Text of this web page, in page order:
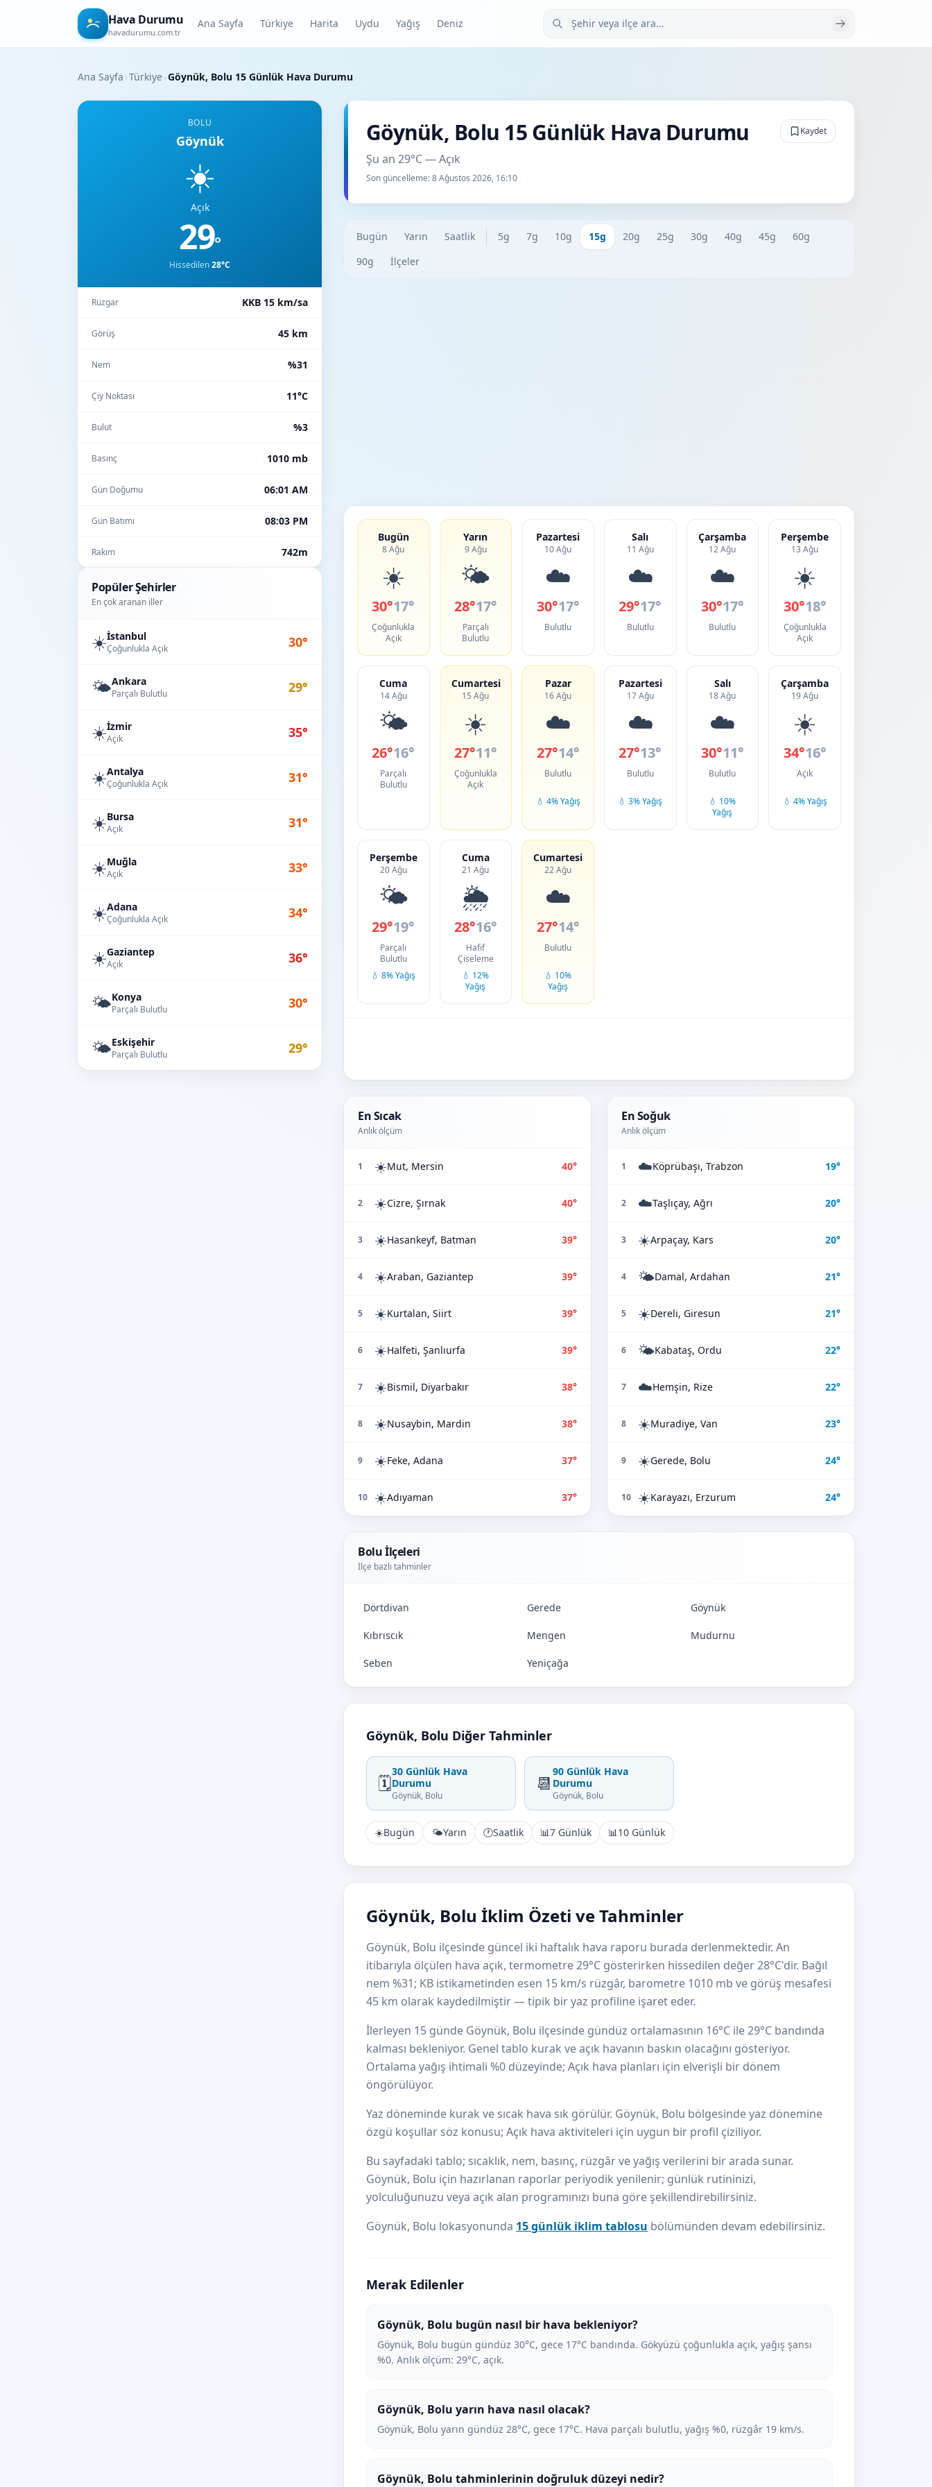
Hava Durumu
havadurumu.com.tr
Ana Sayfa Türkiye Harita Uydu Yağış Deniz Şehir veya ilçe ara
Ana Sayfa ›Türkiye›Göynük, Bolu 15 Günlük Hava Durumu
BOLU
Göynük
☀️
Açık
29°
Hissedilen28°C
Rüzgar KKB 15 km/sa
Görüş 45 km
Nem %31
Çiy Noktası 11°C
Bulut %3
Basınç 1010 mb
Gün Doğumu 06:01 AM
Gün Batımı 08:03 PM
Rakım 742m
Popüler Şehirler
En çok aranan iller
☀️İstanbul
Çoğunlukla Açık 30°
🌤️Ankara
Parçalı Bulutlu 29°
☀️İzmir
Açık 35°
☀️Antalya
Çoğunlukla Açık 31°
☀️Bursa
Açık 31°
☀️Muğla
Açık 33°
☀️Adana
Çoğunlukla Açık 34°
☀️Gaziantep
Açık 36°
🌤️Konya
Parçalı Bulutlu 30°
🌤️Eskişehir
Parçalı Bulutlu 29°
Göynük, Bolu 15 Günlük Hava Durumu
Şu an 29°C — Açık
Son güncelleme:8 Ağustos 2026, 16:10
Kaydet
Bugün Yarın Saatlik 5g 7g 10g 15g 20g 25g 30g 40g 45g
60g
90g
İlçeler
Bugün
8 Ağu
☀️
30°17°
Çoğunlukla
Açık
Yarın
9 Ağu
🌤️
28°17°
Parçalı
Bulutlu
Pazartesi
10 Ağu
☁️
30°17°
Bulutlu
Salı
11 Ağu
☁️
29°17°
Bulutlu
Çarşamba
12 Ağu
☁️
30°17°
Bulutlu
Perşembe
13 Ağu
☀️
30°18°
Çoğunlukla
Açık
Cuma
14 Ağu
🌤️
26°16°
Parçalı
Bulutlu
Cumartesi
15 Ağu
☀️
27°11°
Çoğunlukla
Açık
Pazar
16 Ağu
☁️
27°14°
Bulutlu
💧 4% Yağış
Pazartesi
17 Ağu
☁️
27°13°
Bulutlu
💧 3% Yağış
Salı
18 Ağu
☁️
30°11°
Bulutlu
💧 10%
Yağış
Çarşamba
19 Ağu
☀️
34°16°
Açık
💧 4% Yağış
Perşembe
20 Ağu
🌤️
29°19°
Parçalı
Bulutlu
💧 8% Yağış
Cuma
21 Ağu
🌦️
28°16°
Hafif
Çiseleme
💧 12%
Yağış
Cumartesi
22 Ağu
☁️
27°14°
Bulutlu
💧 10%
Yağış
En Sıcak
Anlık ölçüm
1 ☀️Mut, Mersin 40°
2 ☀️Cizre, Şırnak 40°
3 ☀️Hasankeyf, Batman 39°
4 ☀️Araban, Gaziantep 39°
5 ☀️Kurtalan, Siirt 39°
6 ☀️Halfeti, Şanlıurfa 39°
7 ☀️Bismil, Diyarbakır 38°
8 ☀️Nusaybin, Mardin 38°
9 ☀️Feke, Adana 37°
10 ☀️Adıyaman 37°
En Soğuk
Anlık ölçüm
1 ☁️Köprübaşı, Trabzon 19°
2 ☁️Taşlıçay, Ağrı 20°
3 ☀️Arpaçay, Kars 20°
4 🌤️Damal, Ardahan 21°
5 ☀️Dereli, Giresun 21°
6 🌤️Kabataş, Ordu 22°
7 ☁️Hemşin, Rize 22°
8 ☀️Muradiye, Van 23°
9 ☀️Gerede, Bolu 24°
10 ☀️Karayazı, Erzurum 24°
Bolu İlçeleri
İlçe bazlı tahminler
Dörtdivan Gerede Göynük
Kıbrıscık Mengen Mudurnu
Seben Yeniçağa
Göynük, Bolu Diğer Tahminler
🗓️
30 Günlük Hava
Durumu
Göynük, Bolu
📆
90 Günlük Hava
Durumu
Göynük, Bolu
☀️Bugün 🌤️Yarın 🕐Saatlik 📊7 Günlük 📊10 Günlük
Göynük, Bolu İklim Özeti ve Tahminler
Göynük, Bolu ilçesinde güncel iki haftalık hava raporu burada derlenmektedir. An
itibarıyla ölçülen hava açık, termometre 29°C gösterirken hissedilen değer 28°C'dir. Bağıl
nem %31; KB istikametinden esen 15 km/s rüzgâr, barometre 1010 mb ve görüş mesafesi
45 km olarak kaydedilmiştir — tipik bir yaz profiline işaret eder.
İlerleyen 15 günde Göynük, Bolu ilçesinde gündüz ortalamasının 16°C ile 29°C bandında
kalması bekleniyor. Genel tablo kurak ve açık havanın baskın olacağını gösteriyor.
Ortalama yağış ihtimali %0 düzeyinde; Açık hava planları için elverişli bir dönem
öngörülüyor.
Yaz döneminde kurak ve sıcak hava sık görülür. Göynük, Bolu bölgesinde yaz dönemine
özgü koşullar söz konusu; Açık hava aktiviteleri için uygun bir profil çiziliyor.
Bu sayfadaki tablo; sıcaklık, nem, basınç, rüzgâr ve yağış verilerini bir arada sunar.
Göynük, Bolu için hazırlanan raporlar periyodik yenilenir; günlük rutininizi,
yolculuğunuzu veya açık alan programınızı buna göre şekillendirebilirsiniz.
Göynük, Bolu lokasyonunda 15 günlük iklim tablosu bölümünden devam edebilirsiniz.
Merak Edilenler
Göynük, Bolu bugün nasıl bir hava bekleniyor?
Göynük, Bolu bugün gündüz 30°C, gece 17°C bandında. Gökyüzü çoğunlukla açık, yağış şansı
%0. Anlık ölçüm: 29°C, açık.
Göynük, Bolu yarın hava nasıl olacak?
Göynük, Bolu yarın gündüz 28°C, gece 17°C. Hava parçalı bulutlu, yağış %0, rüzgâr 19 km/s.
Göynük, Bolu tahminlerinin doğruluk düzeyi nedir?